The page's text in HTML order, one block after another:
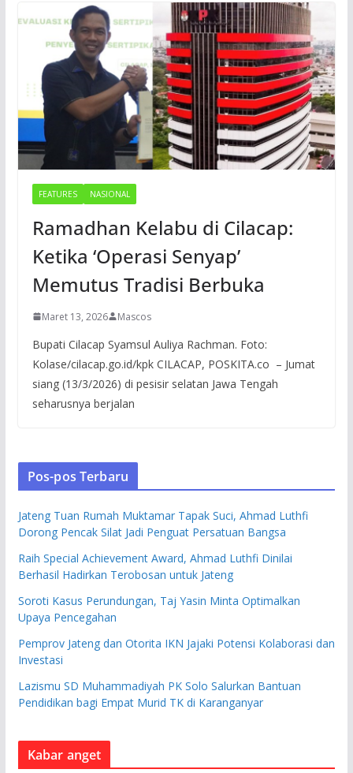
FEATURES NASIONAL
Ramadhan Kelabu di Cilacap:
Ketika ‘Operasi Senyap’
Memutus Tradisi Berbuka
Maret 13, 2026 Mascos
Bupati Cilacap Syamsul Auliya Rachman. Foto:
Kolase/cilacap.go.id/kpk CILACAP, POSKITA.co – Jumat
siang (13/3/2026) di pesisir selatan Jawa Tengah
seharusnya berjalan
Pos-pos Terbaru
Jateng Tuan Rumah Muktamar Tapak Suci, Ahmad Luthfi
Dorong Pencak Silat Jadi Penguat Persatuan Bangsa
Raih Special Achievement Award, Ahmad Luthfi Dinilai
Berhasil Hadirkan Terobosan untuk Jateng
Soroti Kasus Perundungan, Taj Yasin Minta Optimalkan
Upaya Pencegahan
Pemprov Jateng dan Otorita IKN Jajaki Potensi Kolaborasi dan
Investasi
Lazismu SD Muhammadiyah PK Solo Salurkan Bantuan
Pendidikan bagi Empat Murid TK di Karanganyar
Kabar anget